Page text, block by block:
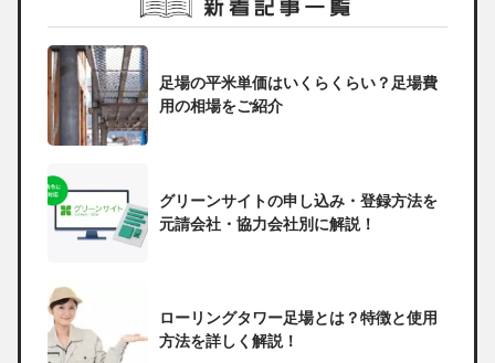
足場の平米単価はいくらくらい？足場費
用の相場をご紹介
グリーンサイトの申し込み・登録方法を
元請会社・協力会社別に解説！
ローリングタワー足場とは？特徴と使用
方法を詳しく解説！